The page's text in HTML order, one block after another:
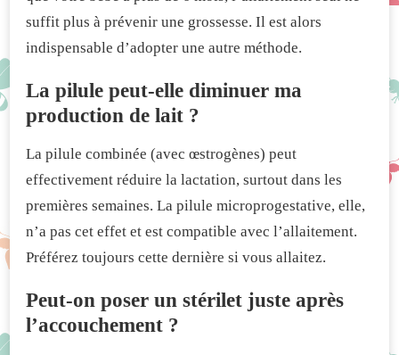
suffit plus à prévenir une grossesse. Il est alors
indispensable d’adopter une autre méthode.
La pilule peut-elle diminuer ma
production de lait ?
La pilule combinée (avec œstrogènes) peut
effectivement réduire la lactation, surtout dans les
premières semaines. La pilule microprogestative, elle,
n’a pas cet effet et est compatible avec l’allaitement.
Préférez toujours cette dernière si vous allaitez.
Peut-on poser un stérilet juste après
l’accouchement ?